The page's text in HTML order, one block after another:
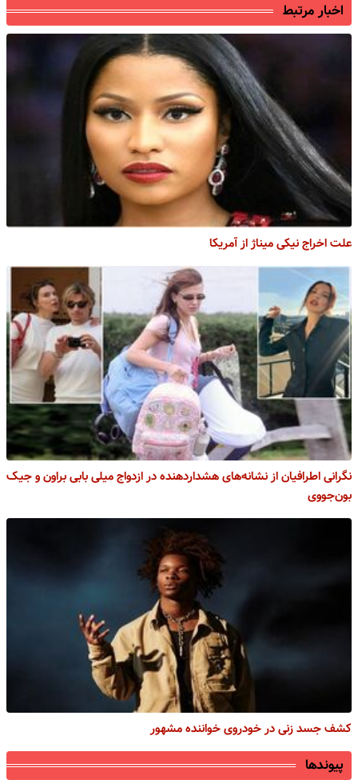
اخبار مرتبط
علت اخراج نیکی میناژ از آمریکا
نگرانی اطرافیان از نشانه‌های هشداردهنده در ازدواج میلی بابی براون و جیک
بون‌جووی
کشف جسد زنی در خودروی خواننده مشهور
پیوندها